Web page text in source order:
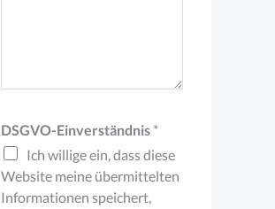
DSGVO-Einverständnis *
Ich willige ein, dass diese
Website meine übermittelten
Informationen speichert,